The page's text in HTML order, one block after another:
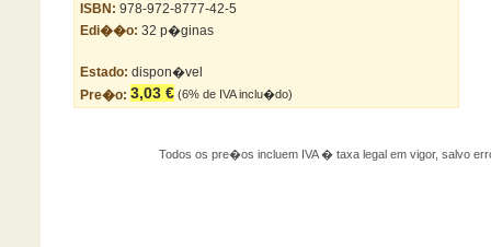
ISBN: 978-972-8777-42-5
Edi��o: 32 p�ginas
Estado: dispon�vel
Pre�o: 3,03 € (6% de IVA inclu�do)
Todos os pre�os incluem IVA � taxa legal em vigor, salvo